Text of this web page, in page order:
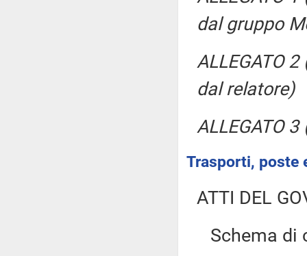
dal gruppo
ALLEGATO
dal relatore)
ALLEGATO
Trasporti, poste
ATTI DEL
Schema di